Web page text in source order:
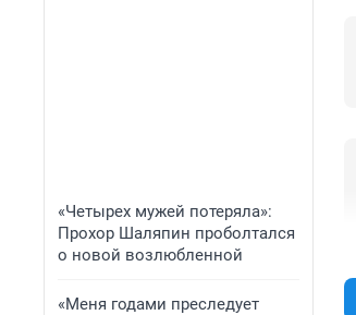
«Четырех мужей потеряла»:
Прохор Шаляпин проболтался
о новой возлюбленной
«Меня годами преследует